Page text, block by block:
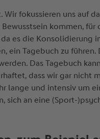
fokussieren uns auf
kommen, für
es die Konsolidierung
ein Tagebuch zu führen.
Das Tagebuch
dass wir gar nicht
lange und intensiv um
sich an eine (Sport-